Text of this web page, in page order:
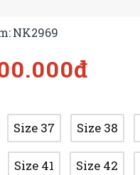
NK2969
Size 37 Size 38
Size 41 Size 42